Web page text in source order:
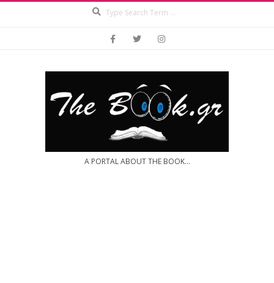
A PORTAL ABOUT THE BOOK...